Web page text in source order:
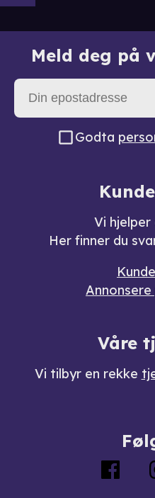
Meld deg på
Godta
Vi hjelper
Her finner du
Annonsere
Våre
Vi tilbyr en rekke